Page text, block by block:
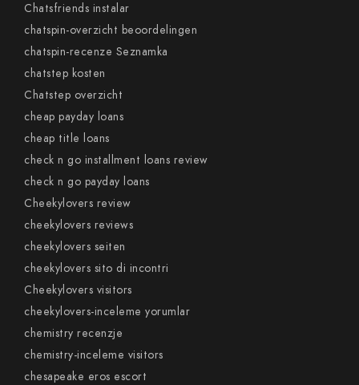
Chatsfriends instalar
chatspin-overzicht beoordelingen
chatspin-recenze Seznamka
chatstep kosten
Chatstep overzicht
cheap payday loans
cheap title loans
check n go installment loans review
check n go payday loans
Cheekylovers review
cheekylovers reviews
cheekylovers seiten
cheekylovers sito di incontri
Cheekylovers visitors
cheekylovers-inceleme yorumlar
chemistry recenzje
chemistry-inceleme visitors
chesapeake eros escort